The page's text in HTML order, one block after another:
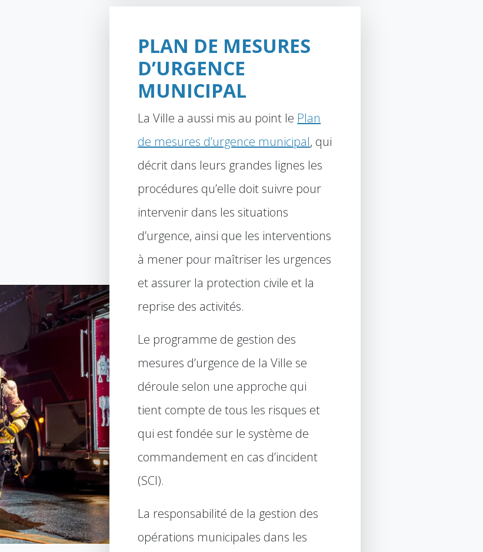
PLAN DE MESURES
D’URGENCE
MUNICIPAL
La Ville a aussi mis au point le Plan
de mesures d’urgence municipal, qui
décrit dans leurs grandes lignes les
procédures qu’elle doit suivre pour
intervenir dans les situations
d’urgence, ainsi que les interventions
à mener pour maîtriser les urgences
et assurer la protection civile et la
reprise des activités.
Le programme de gestion des
mesures d’urgence de la Ville se
déroule selon une approche qui
tient compte de tous les risques et
qui est fondée sur le système de
commandement en cas d’incident
(SCI).
La responsabilité de la gestion des
opérations municipales dans les